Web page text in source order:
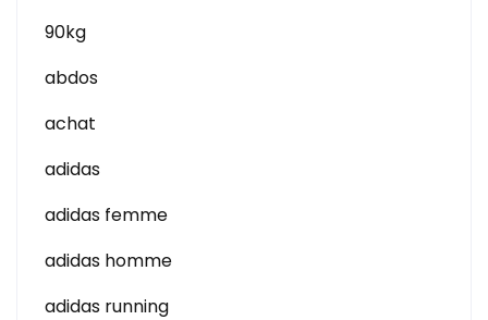
90kg
abdos
achat
adidas
adidas femme
adidas homme
adidas running